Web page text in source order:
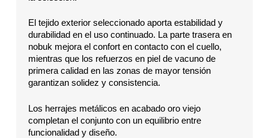
El tejido exterior seleccionado aporta estabilidad y
durabilidad en el uso continuado. La parte trasera en
nobuk mejora el confort en contacto con el cuello,
mientras que los refuerzos en piel de vacuno de
primera calidad en las zonas de mayor tensión
garantizan solidez y consistencia.
Los herrajes metálicos en acabado oro viejo
completan el conjunto con un equilibrio entre
funcionalidad y diseño.